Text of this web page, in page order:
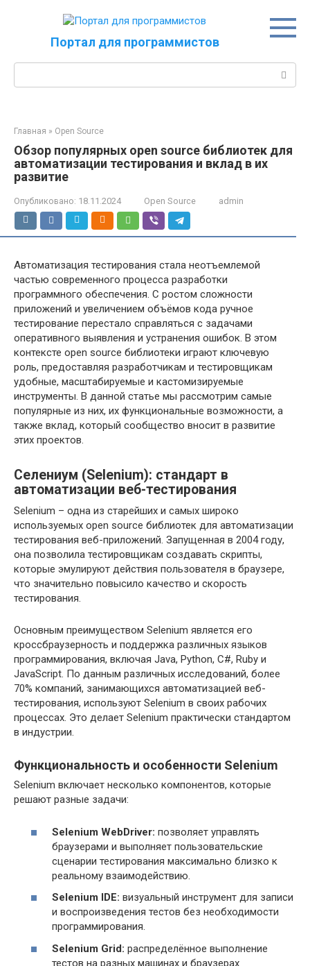
Портал для программистов
Главная » Open Source
Обзор популярных open source библиотек для
автоматизации тестирования и вклад в их
развитие
Опубликовано: 18.11.2024 Open Source admin
Автоматизация тестирования стала неотъемлемой
частью современного процесса разработки
программного обеспечения. С ростом сложности
приложений и увеличением объёмов кода ручное
тестирование перестало справляться с задачами
оперативного выявления и устранения ошибок. В этом
контексте open source библиотеки играют ключевую
роль, предоставляя разработчикам и тестировщикам
удобные, масштабируемые и кастомизируемые
инструменты. В данной статье мы рассмотрим самые
популярные из них, их функциональные возможности, а
также вклад, который сообщество вносит в развитие
этих проектов.
Селениум (Selenium): стандарт в
автоматизации веб-тестирования
Selenium – одна из старейших и самых широко
используемых open source библиотек для автоматизации
тестирования веб-приложений. Запущенная в 2004 году,
она позволила тестировщикам создавать скрипты,
которые эмулируют действия пользователя в браузере,
что значительно повысило качество и скорость
тестирования.
Основным преимуществом Selenium является его
кроссбраузерность и поддержка различных языков
программирования, включая Java, Python, C#, Ruby и
JavaScript. По данным различных исследований, более
70% компаний, занимающихся автоматизацией веб-
тестирования, используют Selenium в своих рабочих
процессах. Это делает Selenium практически стандартом
в индустрии.
Функциональность и особенности Selenium
Selenium включает несколько компонентов, которые
решают разные задачи:
Selenium WebDriver: позволяет управлять
браузерами и выполняет пользовательские
сценарии тестирования максимально близко к
реальному взаимодействию.
Selenium IDE: визуальный инструмент для записи
и воспроизведения тестов без необходимости
программирования.
Selenium Grid: распределённое выполнение
тестов на разных машинах и браузерах